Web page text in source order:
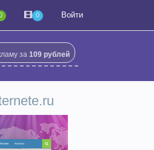
0 Войти
за109 рублей